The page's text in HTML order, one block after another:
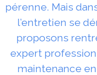
pérenne. Mais
l’entretien se
proposons
expert
maintenance